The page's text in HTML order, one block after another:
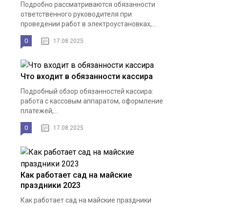
Подробно рассматриваются обязанности
ответственного руководителя при
проведении работ в электроустановках,...
0 17.08.2025
Что входит в обязанности кассира
Подробный обзор обязанностей кассира:
работа с кассовым аппаратом, оформление
платежей,...
0 17.08.2025
Как работает сад на майские
праздники 2023
Как работает сад на майские праздники